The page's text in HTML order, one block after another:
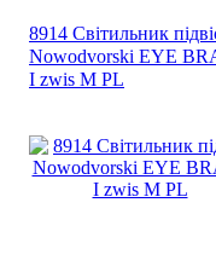
8914 Світильник
Nowodvorski EYE
I zwis M PL